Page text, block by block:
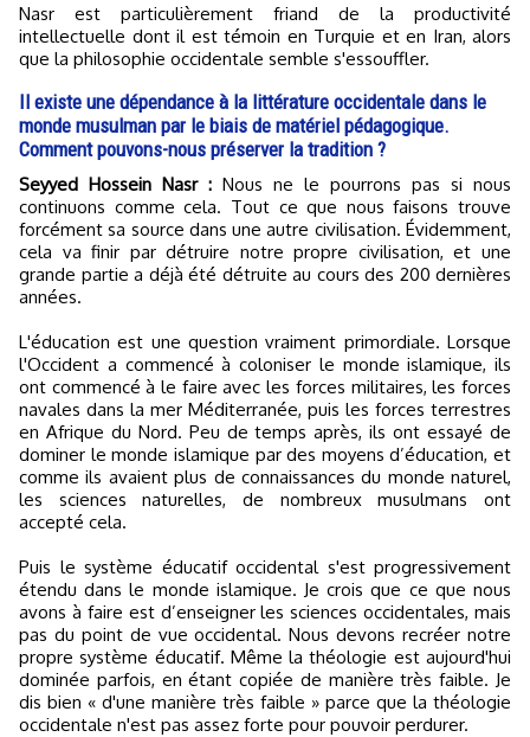
Nasr est particulièrement friand de la productivité
intellectuelle dont il est témoin en Turquie et en Iran, alors
que la philosophie occidentale semble s'essouffler.
Il existe une dépendance à la littérature occidentale dans le
monde musulman par le biais de matériel pédagogique.
Comment pouvons-nous préserver la tradition ?
Seyyed Hossein Nasr : Nous ne le pourrons pas si nous
continuons comme cela. Tout ce que nous faisons trouve
forcément sa source dans une autre civilisation. Évidemment,
cela va finir par détruire notre propre civilisation, et une
grande partie a déjà été détruite au cours des 200 dernières
années.
L'éducation est une question vraiment primordiale. Lorsque
l'Occident a commencé à coloniser le monde islamique, ils
ont commencé à le faire avec les forces militaires, les forces
navales dans la mer Méditerranée, puis les forces terrestres
en Afrique du Nord. Peu de temps après, ils ont essayé de
dominer le monde islamique par des moyens d’éducation, et
comme ils avaient plus de connaissances du monde naturel,
les sciences naturelles, de nombreux musulmans ont
accepté cela.
Puis le système éducatif occidental s'est progressivement
étendu dans le monde islamique. Je crois que ce que nous
avons à faire est d’enseigner les sciences occidentales, mais
pas du point de vue occidental. Nous devons recréer notre
propre système éducatif. Même la théologie est aujourd'hui
dominée parfois, en étant copiée de manière très faible. Je
dis bien « d'une manière très faible » parce que la théologie
occidentale n'est pas assez forte pour pouvoir perdurer.